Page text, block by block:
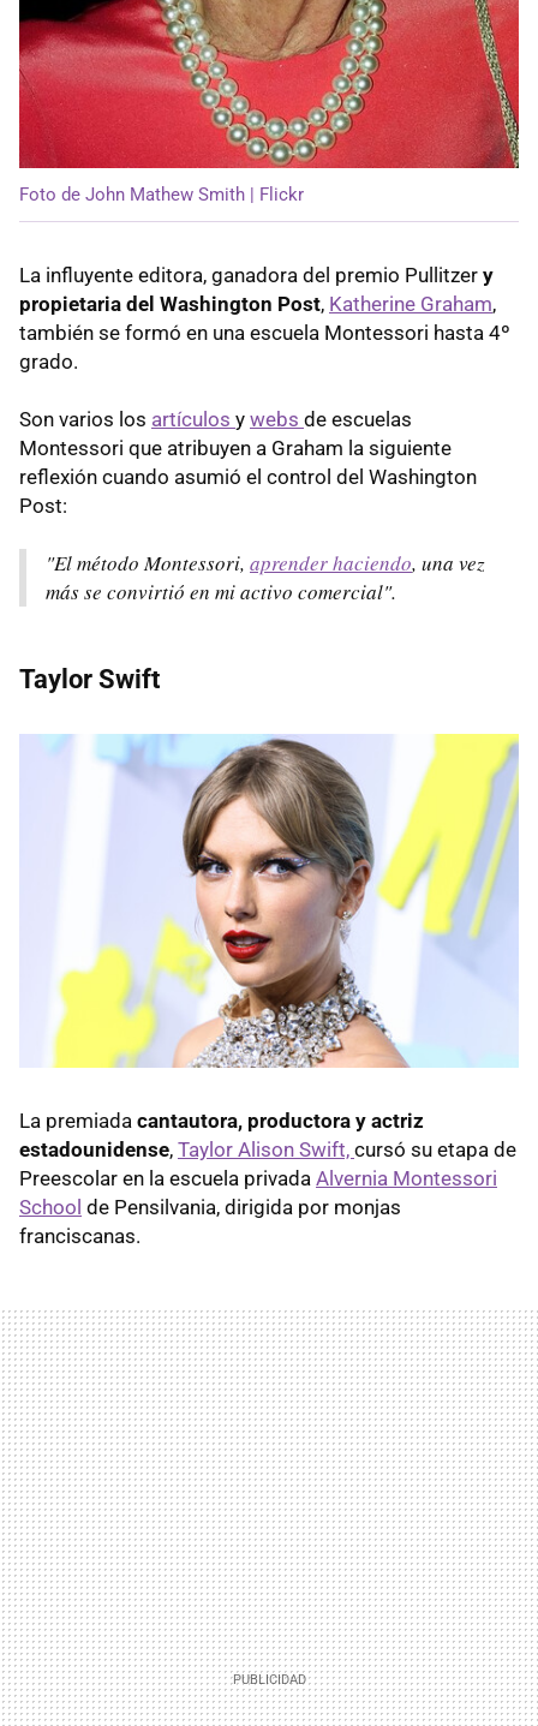
Foto de John Mathew Smith | Flickr
La influyente editora, ganadora del premio Pullitzer y
propietaria del Washington Post, Katherine Graham,
también se formó en una escuela Montessori hasta 4º
grado.
Son varios los artículos y webs de escuelas
Montessori que atribuyen a Graham la siguiente
reflexión cuando asumió el control del Washington
Post:
"El método Montessori, aprender haciendo, una vez
más se convirtió en mi activo comercial".
Taylor Swift
La premiada cantautora, productora y actriz
estadounidense, Taylor Alison Swift, cursó su etapa de
Preescolar en la escuela privada Alvernia Montessori
School de Pensilvania, dirigida por monjas
franciscanas.